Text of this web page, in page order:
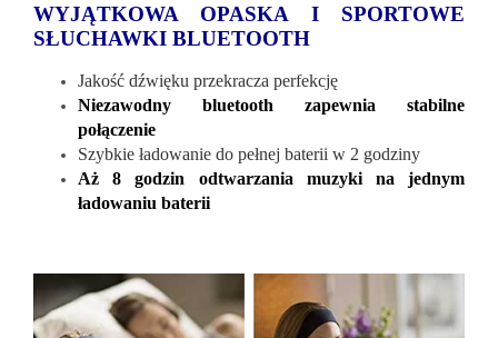
WYJĄTKOWA OPASKA I SPORTOWE
SŁUCHAWKI BLUETOOTH
Jakość dźwięku przekracza perfekcję
Niezawodny bluetooth zapewnia stabilne
połączenie
Szybkie ładowanie do pełnej baterii w 2 godziny
Aż 8 godzin odtwarzania muzyki na jednym
ładowaniu baterii